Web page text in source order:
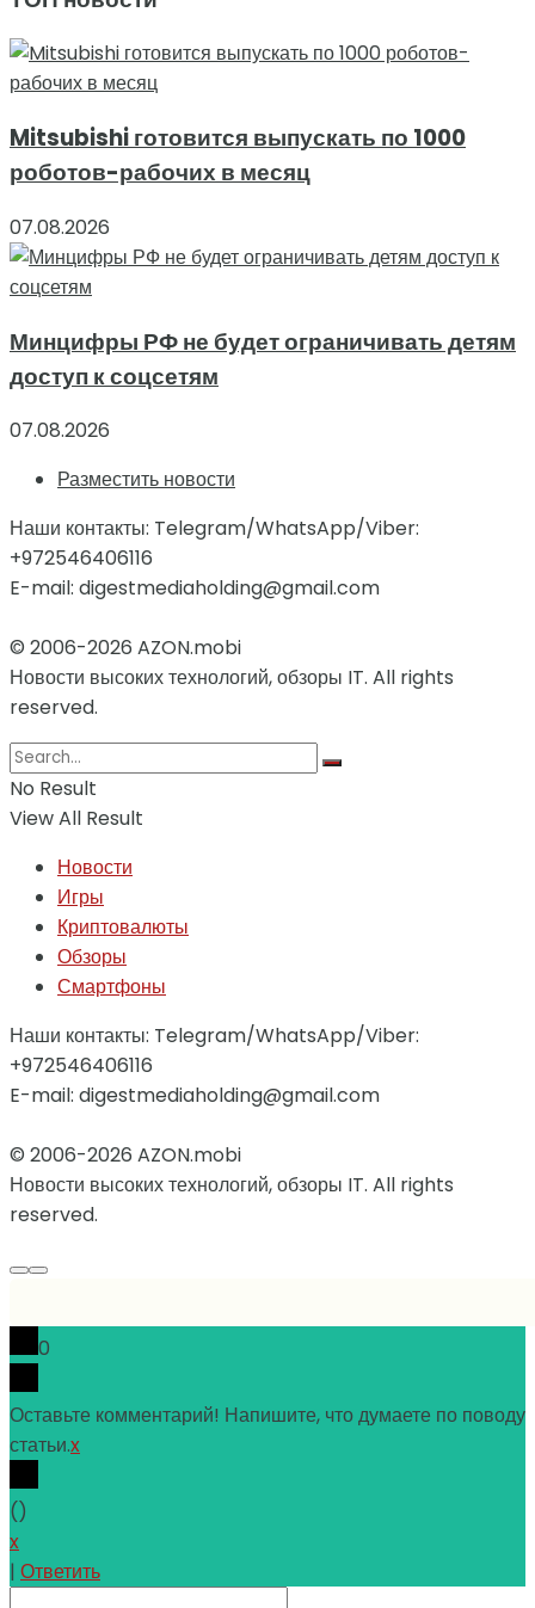
Mitsubishi готовится выпускать по 1000
роботов-рабочих в месяц
07.08.2026
Минцифры РФ не будет ограничивать детям
доступ к соцсетям
07.08.2026
Разместить новости
Наши контакты: Telegram/WhatsApp/Viber:
+972546406116
E-mail: digestmediaholding@gmail.com
© 2006-2026 AZON.mobi
Новости высоких технологий, обзоры IT. All rights
reserved.
No Result
View All Result
Новости
Игры
Криптовалюты
Обзоры
Смартфоны
Наши контакты: Telegram/WhatsApp/Viber:
+972546406116
E-mail: digestmediaholding@gmail.com
© 2006-2026 AZON.mobi
Новости высоких технологий, обзоры IT. All rights
reserved.
0
Оставьте комментарий! Напишите, что думаете по поводу
статьи.x
()
x
| Ответить